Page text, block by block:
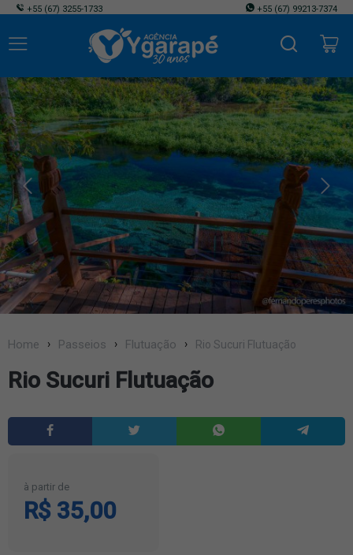
+55 (67) 3255-1733 +55 (67) 99213-7374
Home Passeios Flutuação Rio Sucuri Flutuação
Rio Sucuri Flutuação
à partir de
R$ 35,00